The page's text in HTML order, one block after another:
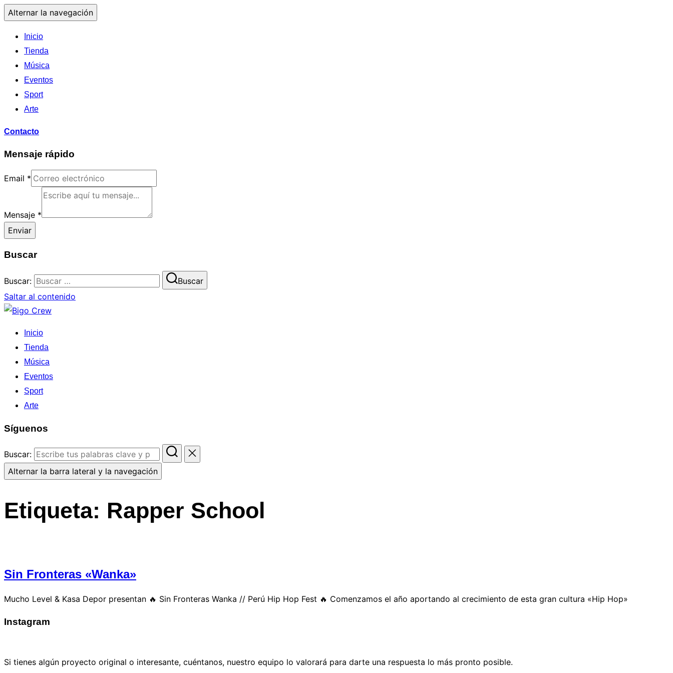
Alternar la navegación
Inicio
Tienda
Música
Eventos
Sport
Arte
Contacto
Mensaje rápido
Email *
Mensaje *
Enviar
Buscar
Buscar:
Buscar
Saltar al contenido
Inicio
Tienda
Música
Eventos
Sport
Arte
Síguenos
Buscar:
Alternar la barra lateral y la navegación
Etiqueta: Rapper School
Sin Fronteras «Wanka»
Mucho Level & Kasa Depor presentan 🔥 Sin Fronteras Wanka // Perú Hip Hop Fest 🔥 Comenzamos el año aportando al crecimiento de esta gran cultura «Hip Hop»
Instagram
Si tienes algún proyecto original o interesante, cuéntanos, nuestro equipo lo valorará para darte una respuesta lo más pronto posible.